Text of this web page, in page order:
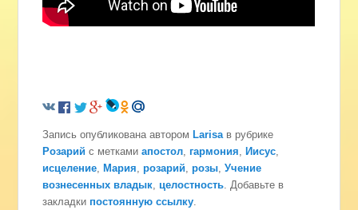
Запись опубликована автором Larisa в рубрике
Розарий с меткамиапостол гармония Иисус
исцеление
Мария ,розарий ,розы ,Учение
вознесенных владык целостность . Добавьте в
закладки постоянную ссылку